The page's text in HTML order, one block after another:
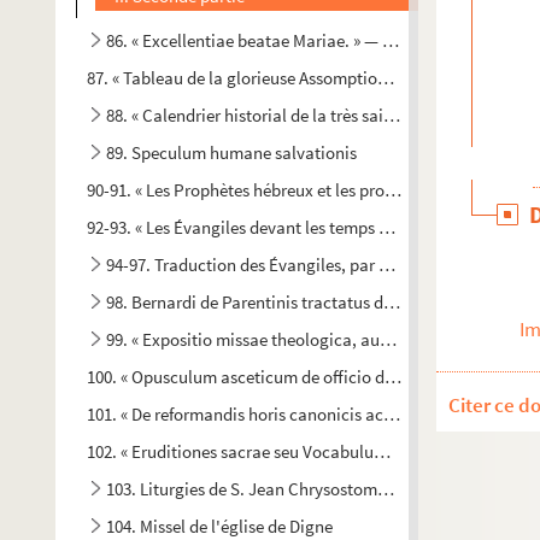
86. « Excellentiae beatae Mariae. » — Tel est le titre mis
87. « Tableau de la glorieuse Assomption de la Vierge, faict et
88. « Calendrier historial de la très sainte Vierge, avec les
89. Speculum humane salvationis
90-91. « Les Prophètes hébreux et les prophéties juives, à
92-93. « Les Évangiles devant les temps modernes, par C.-A.
94-97. Traduction des Évangiles, par A.-Ch. Sellier. —
98. Bernardi de Parentinis tractatus de missa
99. « Expositio missae theologica, auctore R. P.»
100. « Opusculum asceticum de officio divino debite et rite
101. « De reformandis horis canonicis ac rite constituendis
102. « Eruditiones sacrae seu Vocabulum ecclesiasticum,
103. Liturgies de S. Jean Chrysostome et de S. Basile
104. Missel de l'église de Digne
Citer ce